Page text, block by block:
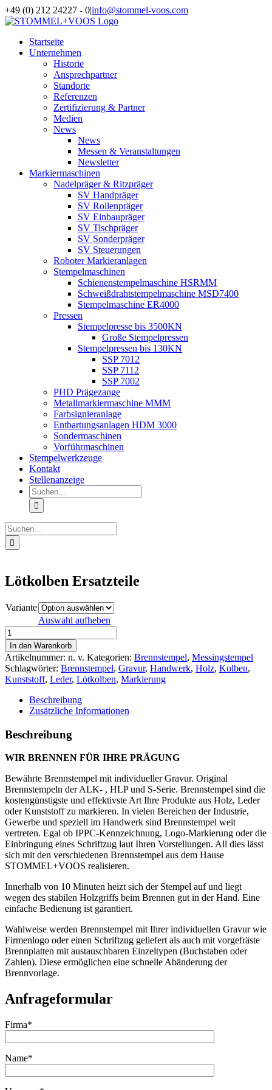
Zum
Inhalt
+49 (0) 212 24227 - 0|info@stommel-voos.com
Startseite
Unternehmen
Historie
Ansprechpartner
Standorte
Referenzen
Zertifizierung & Partner
Medien
News
News
Messen & Veranstaltungen
Newsletter
Markiermaschinen
Nadelpräger & Ritzpräger
SV Handpräger
SV Rollenpräger
SV Einbaupräger
SV Tischpräger
SV Sonderpräger
SV Steuerungen
Roboter Markieranlagen
Stempelmaschinen
Schienenstempelmaschine HSRMM
Schweißdrahtstempelmaschine MSD7400
Stempelmaschine ER4000
Pressen
Stempelpresse bis 3500KN
Große Stempelpressen
Stempelpressen bis 130KN
SSP 7012
SSP 7112
SSP 7002
PHD Prägezange
Metallmarkiermaschine MMM
Farbsignieranlage
Entbartungsanlagen HDM 3000
Sondermaschinen
Vorführmaschinen
Stempelwerkzeuge
Kontakt
Stellenanzeige
Suche
nach:
Suche
nach:
Lötkolben Ersatzteile
Variante
Auswahl aufheben
Lötkolben
Ersatzteile
Menge
In den Warenkorb
Artikelnummer: n. v. Kategorien: Brennstempel, Messingstempel
Schlagwörter: Brennstempel, Gravur, Handwerk, Holz, Kolben,
Kunststoff, Leder, Lötkolben, Markierung
Beschreibung
Zusätzliche Informationen
Beschreibung
WIR BRENNEN FÜR IHRE PRÄGUNG
Bewährte Brennstempel mit individueller Gravur. Original
Brennstempeln der ALK- , HLP und S-Serie. Brennstempel sind die
kostengünstigste und effektivste Art Ihre Produkte aus Holz, Leder
oder Kunststoff zu markieren. In vielen Bereichen der Industrie,
Gewerbe und speziell im Handwerk sind Brennstempel weit
vertreten. Egal ob IPPC-Kennzeichnung, Logo-Markierung oder die
Einbringung eines Schriftzug laut Ihren Vorstellungen. All dies lässt
sich mit den verschiedenen Brennstempel aus dem Hause
STOMMEL+VOOS realisieren.
Innerhalb von 10 Minuten heizt sich der Stempel auf und liegt
wegen des stabilen Holzgriffs beim Brennen gut in der Hand. Eine
einfache Bedienung ist garantiert.
Wahlweise werden Brennstempel mit Ihrer individuellen Gravur wie
Firmenlogo oder einen Schriftzug geliefert als auch mit vorgefräste
Brennplatten mit austauschbaren Einzeltypen (Buchstaben oder
Zahlen). Diese ermöglichen eine schnelle Abänderung der
Brennvorlage.
Anfrageformular
Firma*
Name*